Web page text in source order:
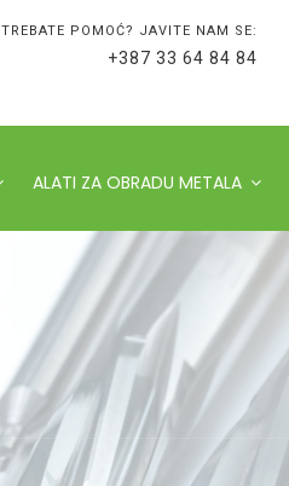
TREBATE POMOĆ? JAVITE NAM SE:
+387 33 64 84 84
ALATI ZA OBRADU METALA